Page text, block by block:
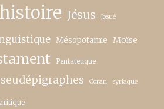
histoire Jésus Josué
Mésopotamie Moïse
Pentateuque
Coran syriaque